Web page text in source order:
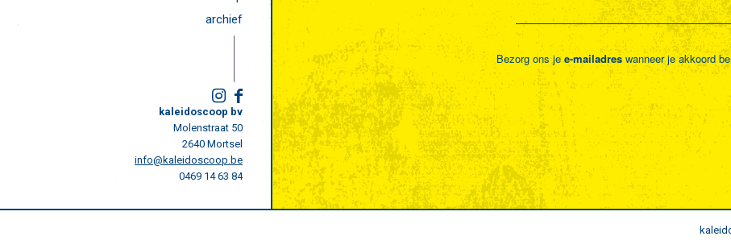
archief
kaleidoscoop bv
Molenstraat 50
2640 Mortsel
info@kaleidoscoop.be
0469 14 63 84
Bezorg ons je e-mailadreswanneer je akkoord